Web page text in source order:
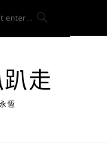
走
恆